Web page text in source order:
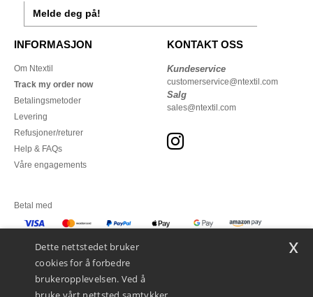
Melde deg på!
INFORMASJON
Om Ntextil
Track my order now
Betalingsmetoder
Levering
Refusjoner/returer
Help & FAQs
Våre engagements
KONTAKT OSS
Kundeservice
customerservice@ntextil.com
Salg
sales@ntextil.com
Betal med
Dette nettstedet bruker
cookies for å forbedre
brukeropplevelsen. Ved å
x